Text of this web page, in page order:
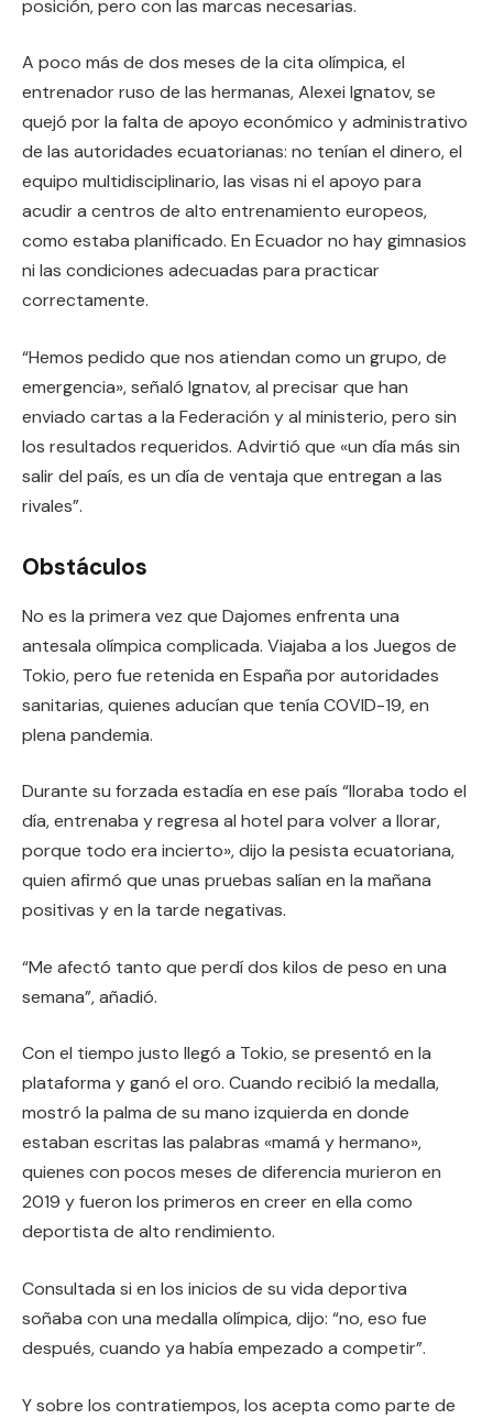
posición, pero con las marcas necesarias.
A poco más de dos meses de la cita olímpica, el
entrenador ruso de las hermanas, Alexei Ignatov, se
quejó por la falta de apoyo económico y administrativo
de las autoridades ecuatorianas: no tenían el dinero, el
equipo multidisciplinario, las visas ni el apoyo para
acudir a centros de alto entrenamiento europeos,
como estaba planificado. En Ecuador no hay gimnasios
ni las condiciones adecuadas para practicar
correctamente.
“Hemos pedido que nos atiendan como un grupo, de
emergencia», señaló Ignatov, al precisar que han
enviado cartas a la Federación y al ministerio, pero sin
los resultados requeridos. Advirtió que «un día más sin
salir del país, es un día de ventaja que entregan a las
rivales”.
Obstáculos
No es la primera vez que Dajomes enfrenta una
antesala olímpica complicada. Viajaba a los Juegos de
Tokio, pero fue retenida en España por autoridades
sanitarias, quienes aducían que tenía COVID-19, en
plena pandemia.
Durante su forzada estadía en ese país “lloraba todo el
día, entrenaba y regresa al hotel para volver a llorar,
porque todo era incierto», dijo la pesista ecuatoriana,
quien afirmó que unas pruebas salían en la mañana
positivas y en la tarde negativas.
“Me afectó tanto que perdí dos kilos de peso en una
semana”, añadió.
Con el tiempo justo llegó a Tokio, se presentó en la
plataforma y ganó el oro. Cuando recibió la medalla,
mostró la palma de su mano izquierda en donde
estaban escritas las palabras «mamá y hermano»,
quienes con pocos meses de diferencia murieron en
2019 y fueron los primeros en creer en ella como
deportista de alto rendimiento.
Consultada si en los inicios de su vida deportiva
soñaba con una medalla olímpica, dijo: “no, eso fue
después, cuando ya había empezado a competir”.
Y sobre los contratiempos, los acepta como parte de